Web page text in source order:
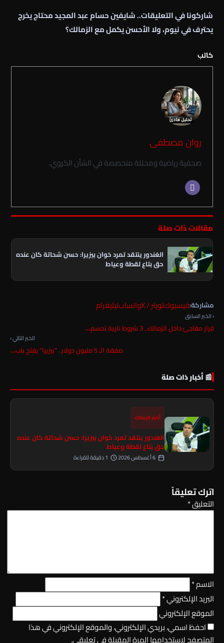
شاركونا في التعليقات.. شايفين حسام عبد المجيد محتاج يخرج
يحترف في نيوم، ولا الأحسن يكمل مع الزمالك؟
كاتب
روان مصطفى
صحفية رياضية ومحللة متخصصة في الشأن الكروي.
مقالات ذات صلة
الغندور ينتقد تمرد خوان بيزيرا: حسن شحاتة كان عنده
حق بتاع لقطة وعياط
مشاركة:فيسبوكتويتر / X واتسابتيليغرام
‹ الخبر السابق
قرار مفاجئ داخل الزمالك.. 3 شروط نارية تحسم…
الخبر التالي ›
صفقة الـ 5 مليون دولار.. "بيزيرا" يفتح باب…
📰 أخبار ذات صلة
أخبار الزمالك
الغندور ينتقد تمرد خوان بيزيرا: حسن شحاتة كان عنده
حق بتاع لقطة وعياط
اترك تعليقاً
التعليق*
الاسم*
البريد الإلكتروني*
الموقع الإلكتروني
احفظ اسمي، بريدي الإلكتروني، والموقع الإلكتروني في هذا
المتصفح لاستخدامها المرة المقبلة في تعليقي.